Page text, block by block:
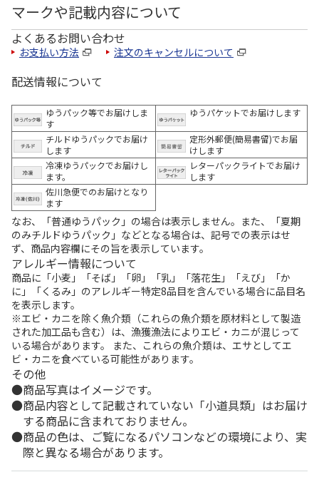
マークや記載内容について
よくあるお問い合わせ
お支払い方法 注文のキャンセルについて
配送情報について
ゆうパック等でお届けしま
す
ゆうパケットでお届けします
チルドゆうパックでお届け
します
定形外郵便(簡易書留)でお届
けします
冷凍ゆうパックでお届けし
ます。
レターパックライトでお届け
します
佐川急便でのお届けとなり
ます
なお、「普通ゆうパック」の場合は表示しません。また、「夏期
のみチルドゆうパック」などとなる場合は、記号での表示はせ
ず、商品内容欄にその旨を表示しています。
アレルギー情報について
商品に「小麦」「そば」「卵」「乳」「落花生」「えび」「か
に」「くるみ」のアレルギー特定8品目を含んでいる場合に品目名
を表示します。
※エビ・カニを除く魚介類（これらの魚介類を原材料として製造
された加工品も含む）は、漁獲漁法によりエビ・カニが混じって
いる場合があります。 また、これらの魚介類は、エサとしてエ
ビ・カニを食べている可能性があります。
その他
商品写真はイメージです。
商品内容として記載されていない「小道具類」はお届け
する商品に含まれておりません。
商品の色は、ご覧になるパソコンなどの環境により、実
際と異なる場合があります。